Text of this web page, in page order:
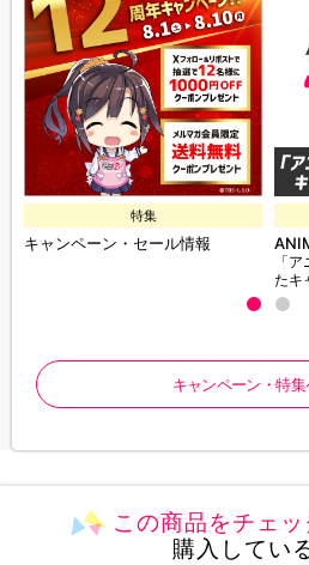
特集
キャンペーン・セール情報
「
たキ
キャンペーン・特
この商品をチェ
購入してい